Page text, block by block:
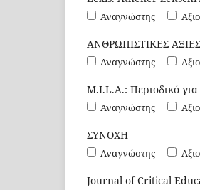
Αναγνώστης
ΑΝΘΡΩΠΙΣΤΙΚΕΣ
Αναγνώστης
M.I.L.A.: Περιοδικό
Αναγνώστης
ΣΥΝΟΧΗ
Αναγνώστης
Journal of Critical